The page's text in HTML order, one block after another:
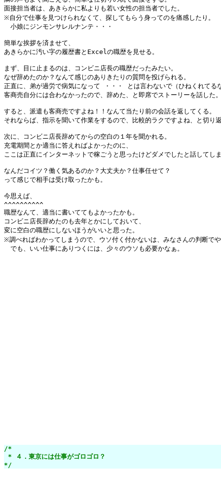
面接担当者は、あきらかに私よりも若い女性の担当者でした。
※自分で仕事を見つけられなくて、探してもらう身ってのを痛感したり。
小娘にジンモンサレルナンテ・・・
簡単な挨拶を済ませて、
あきらかに汚い字の履歴書とExcelの職歴を見せる。
まず、目に止まるのは、コンビニ店長の職歴だったみたい。
なぜ辞めたのか？なんて感じのありきたりの質問を投げられる。
正直に、弟が過労で病気になって ・・・ とは言わないで（ひねくれてる
客商売自分には合わなかったので、辞めた、と即席でストーリーを話した
すると、派遣も客商売ですよね！！なんて当たり前の会話を返してくる。
それならば、指示を聞いて作業をするので、比較的ラクですよね、と切り
次に、コンビニ店長辞めてからの空白の１年を聞かれる。
充電期間とか適当に答えればよかったのに、
ここは正直にインターネットで稼ごうと思ったけどダメでしたと話してし
なんだコイツ？働く気あるのか？大丈夫か？仕事任せて？
って感じで相手は受け取ったかも。
今思えば、
^^^^^^^^^^
職歴なんて、適当に書いててもよかったかも。
コンビニ店長辞めたのも去年とかにしておいて、
変に空白の職歴にしないほうがいいと思った。
※調べればわかってしまうので、ウソ付く付かないは、みなさんの判断で
でも、いい仕事にありつくには、少々のウソも必要かなぁ。
/*
* ４．東京には仕事がゴロゴロ？
*/